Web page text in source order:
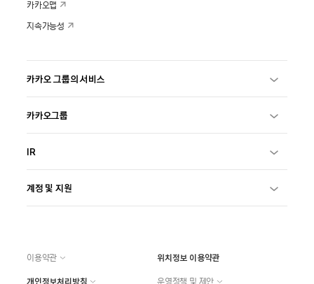
카카오맵
지속가능성
카카오 그룹의 서비스
카카오그룹
IR
계정 및 지원
이용약관
위치정보 이용약관
개인정보처리방침
운영정책 및 제안